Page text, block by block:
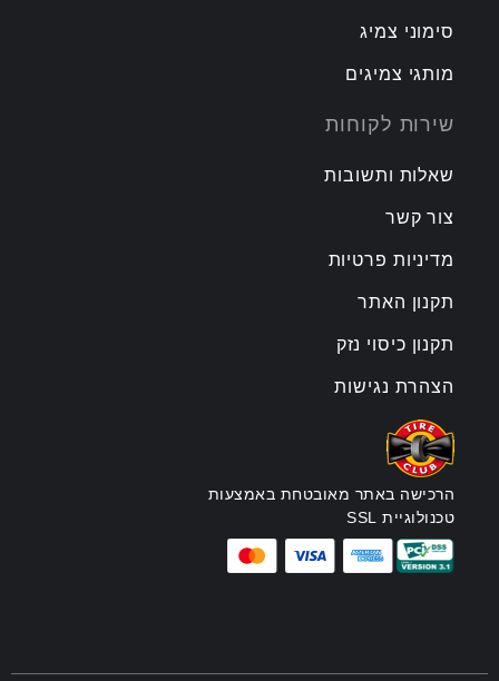
סימוני צמיג
מותגי צמיגים
שירות לקוחות
שאלות ותשובות
צור קשר
מדיניות פרטיות
תקנון האתר
תקנון כיסוי נזק
הצהרת נגישות
הרכישה באתר מאובטחת באמצעות
טכנולוגיית SSL